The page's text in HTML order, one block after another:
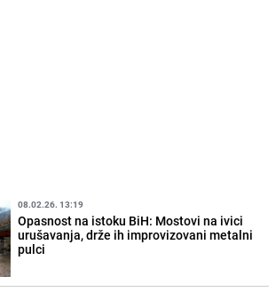
08.02.26. 13:19
Opasnost na istoku BiH: Mostovi na ivici
urušavanja, drže ih improvizovani metalni
pulci